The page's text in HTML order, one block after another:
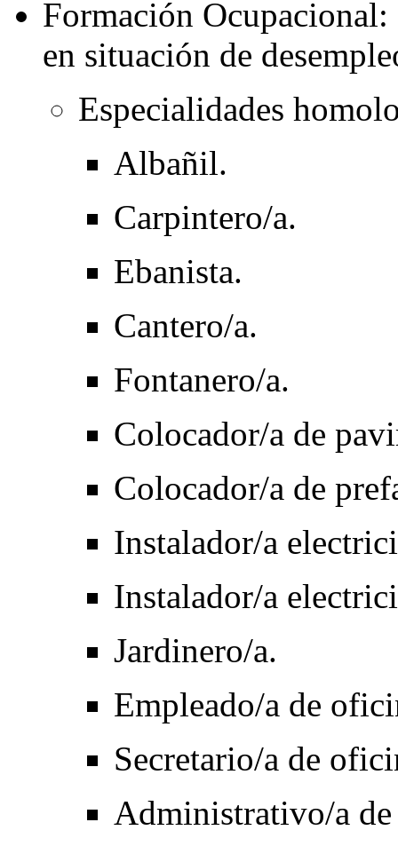
Formación
en situación de
Especialidades
Albañil.
Carpintero/a.
Ebanista.
Cantero/a.
Fontanero/a.
Colocador/a de
Colocador/a de
Instalador/a
Instalador/a
Jardinero/a.
Empleado/a de
Secretario/a de
Administrativo/a de